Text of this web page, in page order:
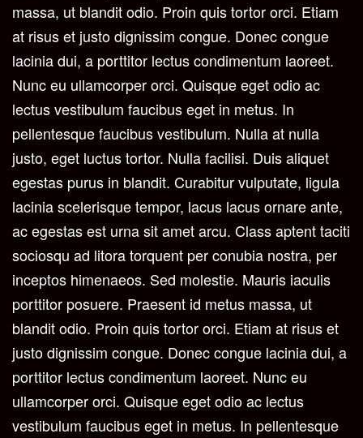
massa, ut blandit odio. Proin quis tortor orci. Etiam
at risus et justo dignissim congue. Donec congue
lacinia dui, a porttitor lectus condimentum laoreet.
Nunc eu ullamcorper orci. Quisque eget odio ac
lectus vestibulum faucibus eget in metus. In
pellentesque faucibus vestibulum. Nulla at nulla
justo, eget luctus tortor. Nulla facilisi. Duis aliquet
egestas purus in blandit. Curabitur vulputate, ligula
lacinia scelerisque tempor, lacus lacus ornare ante,
ac egestas est urna sit amet arcu. Class aptent taciti
sociosqu ad litora torquent per conubia nostra, per
inceptos himenaeos. Sed molestie. Mauris iaculis
porttitor posuere. Praesent id metus massa, ut
blandit odio. Proin quis tortor orci. Etiam at risus et
justo dignissim congue. Donec congue lacinia dui, a
porttitor lectus condimentum laoreet. Nunc eu
ullamcorper orci. Quisque eget odio ac lectus
vestibulum faucibus eget in metus. In pellentesque